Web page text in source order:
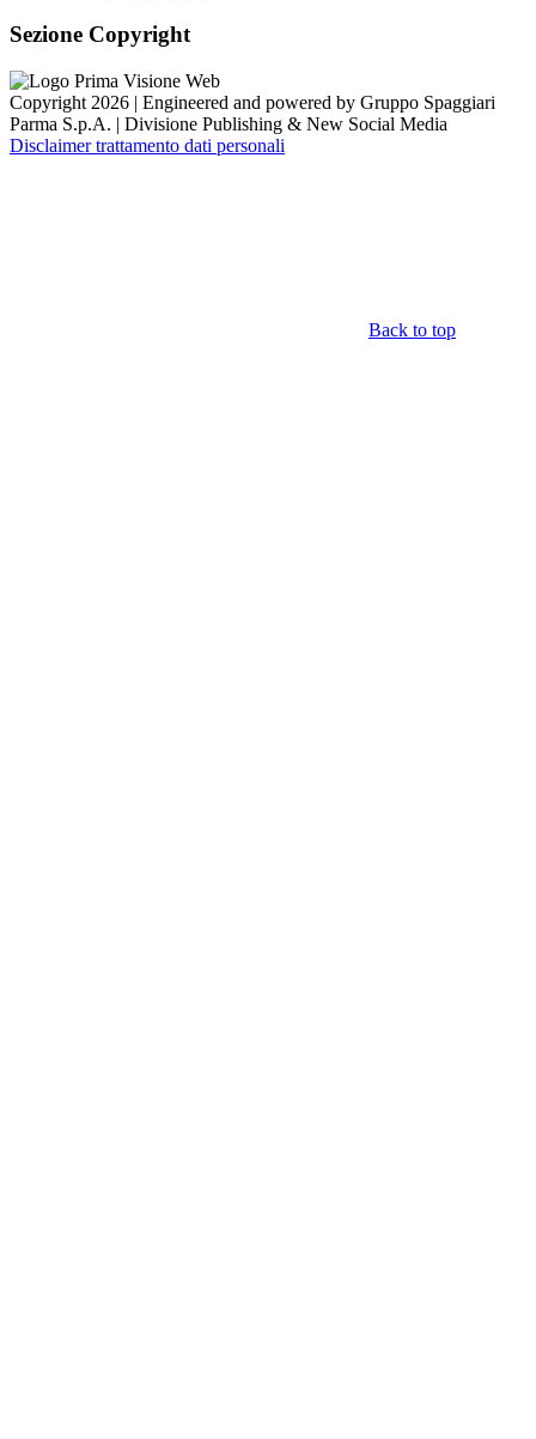
Sezione Copyright
Copyright 2026 | Engineered and powered by Gruppo Spaggiari
Parma S.p.A. | Divisione Publishing & New Social Media
Disclaimer trattamento dati personali
Back to top